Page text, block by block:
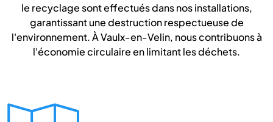
le recyclage sont effectués dans nos installations,
garantissant une destruction respectueuse de
l'environnement. À Vaulx-en-Velin, nous contribuons à
l'économie circulaire en limitant les déchets.